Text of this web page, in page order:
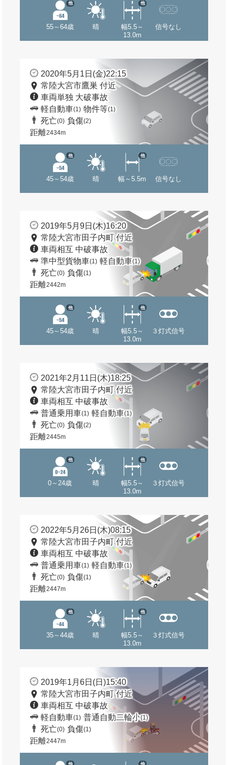
55～64歳
他
晴
幅5.5～
13.0m
他
信号なし
2020年5月1日(金)22:15
常陸大宮市鷹巣 付近
車両単独 大破事故
軽自動車(1) 物件等(1)
死亡(0) 負傷(2)
距離2434m
45～54歳
他
晴 幅～5.5m
他
信号なし
2019年5月9日(木)16:20
常陸大宮市田子内町 付近
車両相互 中破事故
準中型貨物車(1) 軽自動車(1)
死亡(0) 負傷(1)
距離2442m
45～54歳
他
晴
幅5.5～
13.0m
他
３灯式信号
2021年2月11日(木)18:25
常陸大宮市田子内町 付近
車両相互 中破事故
普通乗用車(1) 軽自動車(1)
死亡(0) 負傷(2)
距離2445m
0～24歳
他
晴
幅5.5～
13.0m
他
３灯式信号
2022年5月26日(木)08:15
常陸大宮市田子内町 付近
車両相互 中破事故
普通乗用車(1) 軽自動車(1)
死亡(0) 負傷(1)
距離2447m
35～44歳
他
晴
幅5.5～
13.0m
他
３灯式信号
2019年1月6日(日)15:40
常陸大宮市田子内町 付近
車両相互 中破事故
軽自動車(1) 普通自動二輪小(1)
死亡(0) 負傷(1)
距離2447m
他 他